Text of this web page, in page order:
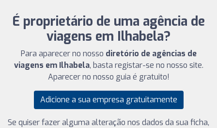
É proprietário de uma agência de
viagens em Ilhabela?
Para aparecer no nosso diretório de agências de
viagens em Ilhabela, basta registar-se no nosso site.
Aparecer no nosso guia é gratuito!
Adicione a sua empresa gratuitamente
Se quiser fazer alguma alteração nos dados da sua ficha,